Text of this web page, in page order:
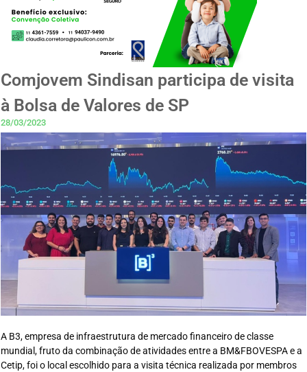
Comjovem Sindisan participa de visita
à Bolsa de Valores de SP
28/03/2023
A B3, empresa de infraestrutura de mercado financeiro de classe
mundial, fruto da combinação de atividades entre a BM&FBOVESPA e a
Cetip, foi o local escolhido para a visita técnica realizada por membros